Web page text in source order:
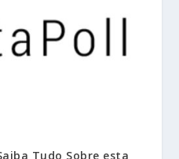
Tudo Sobre esta